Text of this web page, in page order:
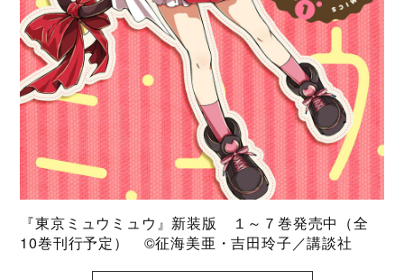
『東京ミュウミュウ』新装版 １～７巻発売中（全
10巻刊行予定） ©征海美亜・吉田玲子／講談社